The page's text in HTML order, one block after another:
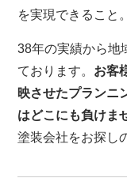
を実現できること。
38年の実績から地
ております。 お客
映させたプランニ
はどこにも負けま
塗装会社をお探し